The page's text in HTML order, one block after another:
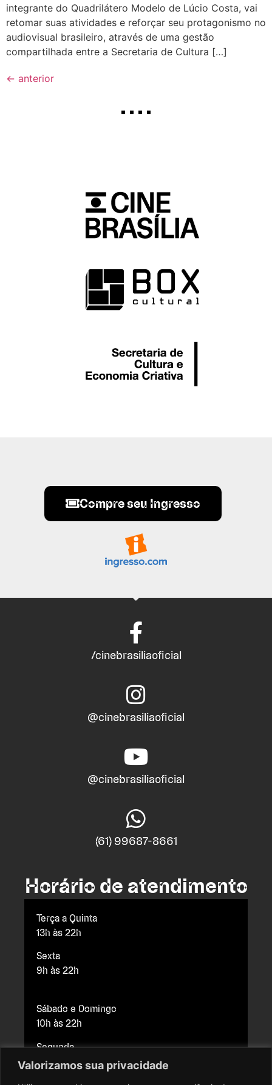
Valorizamos sua privacidade
integrante do Quadrilátero Modelo de Lúcio Costa, vai
retomar suas atividades e reforçar seu protagonismo no
audiovisual brasileiro, através de uma gestão
compartilhada entre a Secretaria de Cultura […]
← anterior
Compre seu Ingresso
/cinebrasiliaoficial
@cinebrasiliaoficial
@cinebrasiliaoficial
(61) 99687-8661
Horário de atendimento
Terça a Quinta
13h às 22h
Sexta
9h às 22h
Sábado e Domingo
10h às 22h
Segunda
Fechado para manutenção